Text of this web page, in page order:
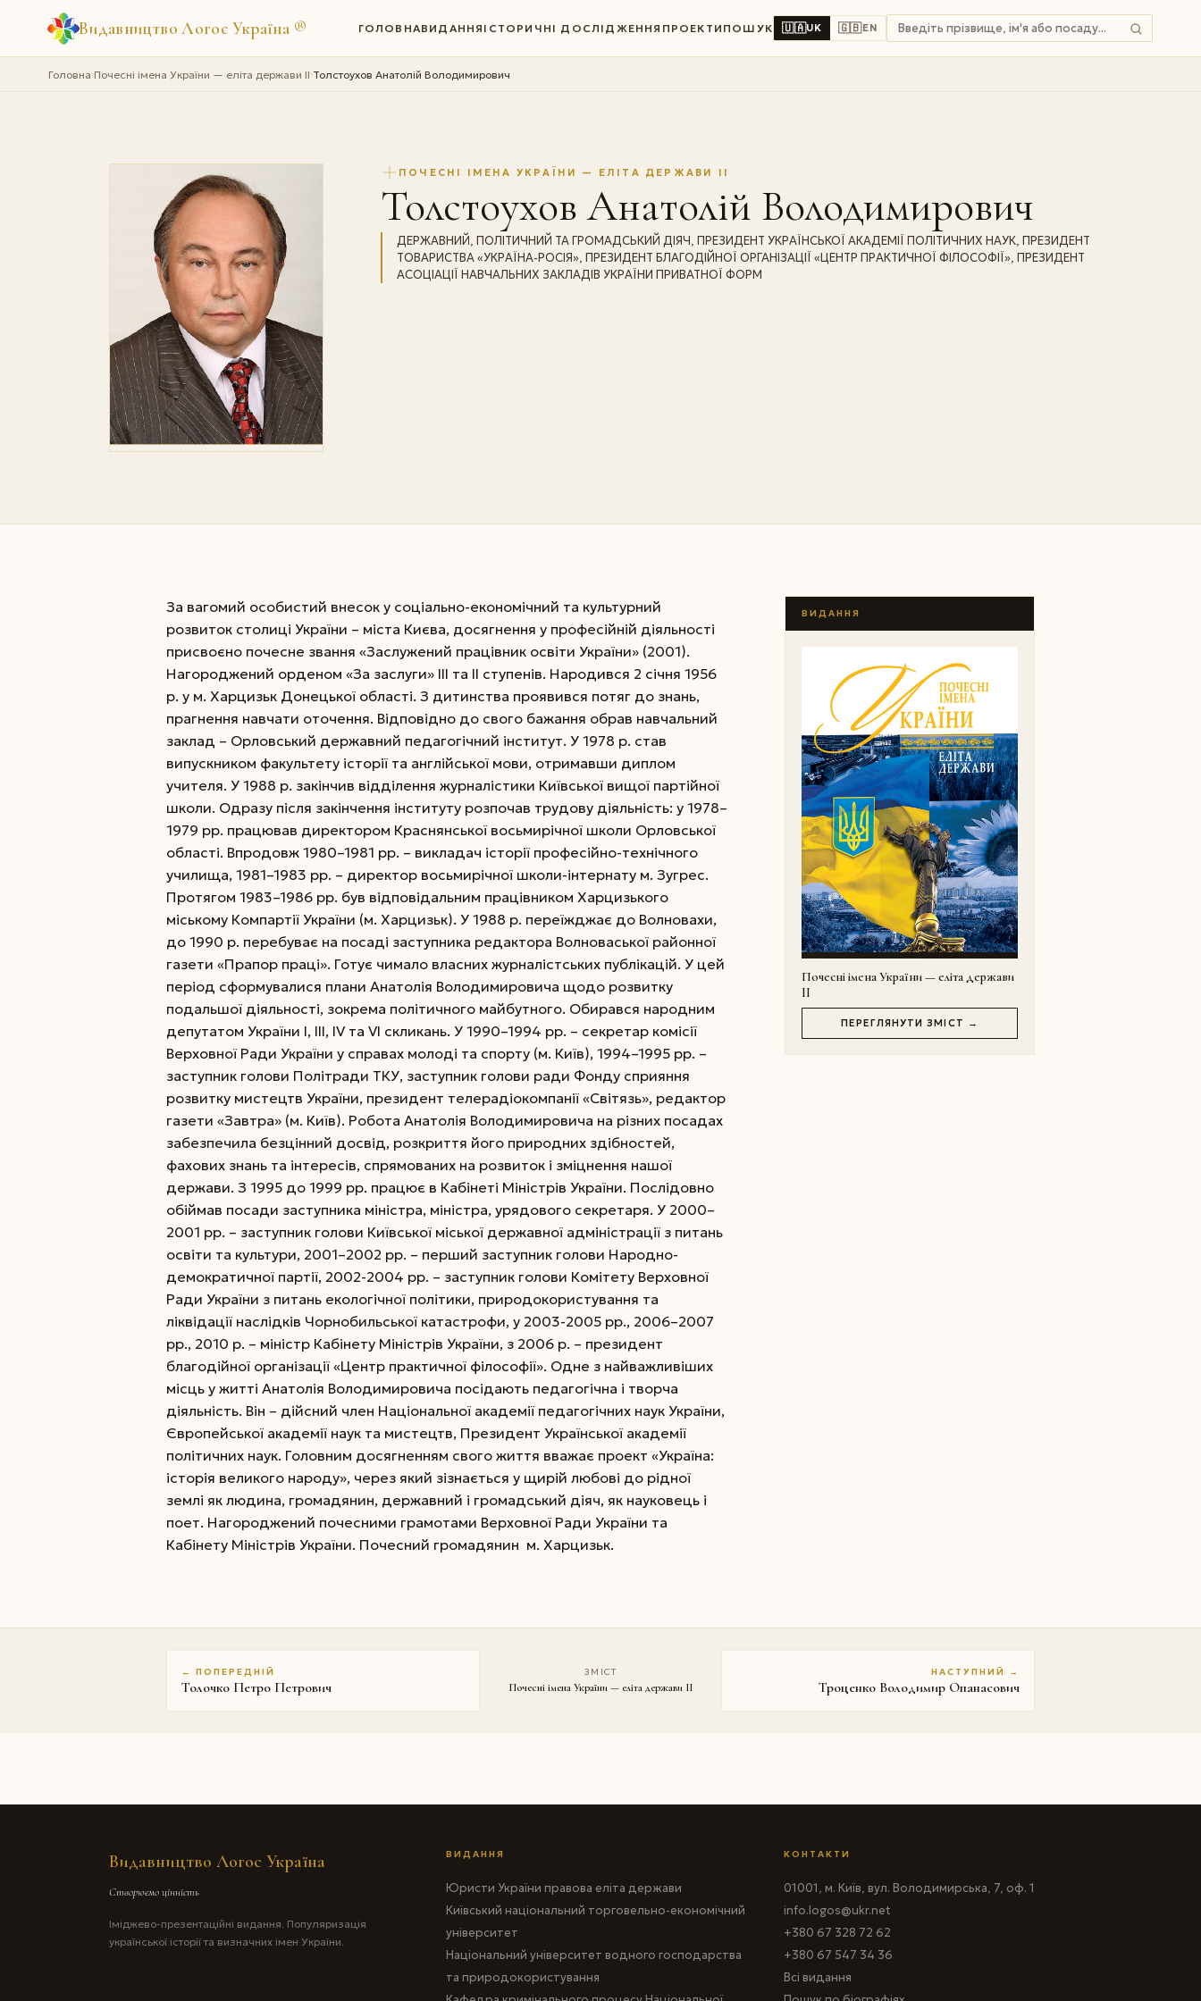
Видавництво Логос Україна ® ГОЛОВНАВИДАННЯ ІСТОРИЧНІ ДОСЛІДЖЕННЯ ПРОЕКТИ ПОШУК 🇺🇦UK 🇬🇧EN
Головна›Почесні імена України — еліта держави II›Толстоухов Анатолій Володимирович
ПОЧЕСНІ ІМЕНА УКРАЇНИ — ЕЛІТА ДЕРЖАВИ II
Толстоухов Анатолій Володимирович
ДЕРЖАВНИЙ, ПОЛІТИЧНИЙ ТА ГРОМАДСЬКИЙ ДІЯЧ, ПРЕЗИДЕНТ УКРАЇНСЬКОЇ АКАДЕМІЇ ПОЛІТИЧНИХ НАУК, ПРЕЗИДЕНТ
ТОВАРИСТВА «УКРАЇНА-РОСІЯ», ПРЕЗИДЕНТ БЛАГОДІЙНОЇ ОРГАНІЗАЦІЇ «ЦЕНТР ПРАКТИЧНОЇ ФІЛОСОФІЇ», ПРЕЗИДЕНТ
АСОЦІАЦІЇ НАВЧАЛЬНИХ ЗАКЛАДІВ УКРАЇНИ ПРИВАТНОЇ ФОРМ
За вагомий особистий внесок у соціально-економічний та культурний
розвиток столиці України – міста Києва, досягнення у професійній діяльності
присвоєно почесне звання «Заслужений працівник освіти України» (2001).
Нагороджений орденом «За заслуги» ІІІ та ІІ ступенів. Народився 2 січня 1956
р. у м. Харцизьк Донецької області. З дитинства проявився потяг до знань,
прагнення навчати оточення. Відповідно до свого бажання обрав навчальний
заклад – Орловський державний педагогічний інститут. У 1978 р. став
випускником факультету історії та англійської мови, отримавши диплом
учителя. У 1988 р. закінчив відділення журналістики Київської вищої партійної
школи. Одразу після закінчення інституту розпочав трудову діяльність: у 1978–
1979 рр. працював директором Краснянської восьмирічної школи Орловської
області. Впродовж 1980–1981 рр. – викладач історії професійно-технічного
училища, 1981–1983 рр. – директор восьмирічної школи-інтернату м. Зугрес.
Протягом 1983–1986 рр. був відповідальним працівником Харцизького
міському Компартії України (м. Харцизьк). У 1988 р. переїжджає до Волновахи,
до 1990 р. перебуває на посаді заступника редактора Волноваської районної
газети «Прапор праці». Готує чимало власних журналістських публікацій. У цей
період сформувалися плани Анатолія Володимировича щодо розвитку
подальшої діяльності, зокрема політичного майбутного. Обирався народним
депутатом України І, ІІІ, IV та VI скликань. У 1990–1994 рр. – секретар комісії
Верховної Ради України у справах молоді та спорту (м. Київ), 1994–1995 рр. –
заступник голови Політради ТКУ, заступник голови ради Фонду сприяння
розвитку мистецтв України, президент телерадіокомпанії «Світязь», редактор
газети «Завтра» (м. Київ). Робота Анатолія Володимировича на різних посадах
забезпечила безцінний досвід, розкриття його природних здібностей,
фахових знань та інтересів, спрямованих на розвиток і зміцнення нашої
держави. З 1995 до 1999 рр. працює в Кабінеті Міністрів України. Послідовно
обіймав посади заступника міністра, міністра, урядового секретаря. У 2000–
2001 рр. – заступник голови Київської міської державної адміністрації з питань
освіти та культури, 2001–2002 рр. – перший заступник голови Народно-
демократичної партії, 2002-2004 рр. – заступник голови Комітету Верховної
Ради України з питань екологічної політики, природокористування та
ліквідації наслідків Чорнобильської катастрофи, у 2003-2005 рр., 2006–2007
рр., 2010 р. – міністр Кабінету Міністрів України, з 2006 р. – президент
благодійної організації «Центр практичної філософії». Одне з найважливіших
місць у житті Анатолія Володимировича посідають педагогічна і творча
діяльність. Він – дійсний член Національної академії педагогічних наук України,
Європейської академії наук та мистецтв, Президент Української академії
політичних наук. Головним досягненням свого життя вважає проект «Україна:
історія великого народу», через який зізнається у щирій любові до рідної
землі як людина, громадянин, державний і громадський діяч, як науковець і
поет. Нагороджений почесними грамотами Верховної Ради України та
Кабінету Міністрів України. Почесний громадянин ­ м. Харцизьк.
ВИДАННЯ
Почесні імена України — еліта держави
II
ПЕРЕГЛЯНУТИ ЗМІСТ →
← ПОПЕРЕДНІЙ
Толочко Петро Петрович
ЗМІСТ
Почесні імена України — еліта держави II
НАСТУПНИЙ →
Троценко Володимир Опанасович
Видавництво Логос Україна
Створюємо цінність
Іміджево-презентаційні видання. Популяризація
української історії та визначних імен України.
ВИДАННЯ
Юристи України правова еліта держави
Київський національний торговельно-економічний
університет
Національний університет водного господарства
та природокористування
КОНТАКТИ
01001, м. Київ, вул. Володимирська, 7, оф. 1
info.logos@ukr.net
+380 67 328 72 62
+380 67 547 34 36
Всі видання